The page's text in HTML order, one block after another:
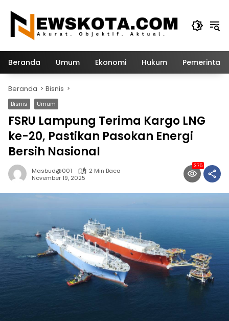
konten
Beranda Umum Ekonomi Hukum
Beranda Bisnis
Bisnis Umum
FSRU Lampung Terima Kargo LNG
ke-20, Pastikan Pasokan Energi
Bersih Nasional
Masbud@001
2 Min Baca
November 19, 2025
375